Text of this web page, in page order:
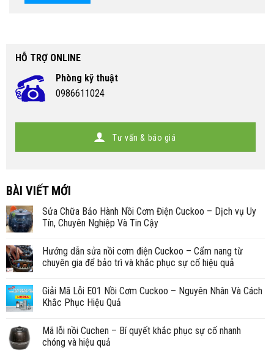
HỖ TRỢ ONLINE
Phòng kỹ thuật
0986611024
Tư vấn & báo giá
BÀI VIẾT MỚI
Sửa Chữa Bảo Hành Nồi Cơm Điện Cuckoo – Dịch vụ Uy
Tín, Chuyên Nghiệp Và Tin Cậy
Hướng dẫn sửa nồi cơm điện Cuckoo – Cẩm nang từ
chuyên gia để bảo trì và khắc phục sự cố hiệu quả
Giải Mã Lỗi E01 Nồi Cơm Cuckoo – Nguyên Nhân Và Cách
Khắc Phục Hiệu Quả
Mã lỗi nồi Cuchen – Bí quyết khắc phục sự cố nhanh
chóng và hiệu quả